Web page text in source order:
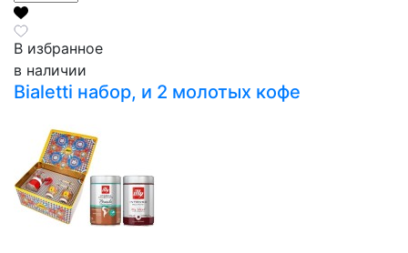
В избранное
в наличии
Bialetti набор, и 2 молотых кофе